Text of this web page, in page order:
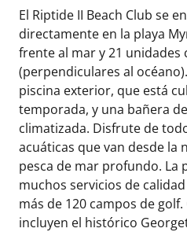
El Riptide II Beach Club se
directamente en la playa
frente al mar y 21 unidades
(perpendiculares al
piscina exterior, que está
temporada, y una bañera
climatizada. Disfrute de
acuáticas que van desde la
pesca de mar profundo. La
muchos servicios de
más de 120 campos de
incluyen el histórico